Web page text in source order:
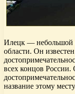
Илецк — небольшой
области. Он
всех концов
название этому